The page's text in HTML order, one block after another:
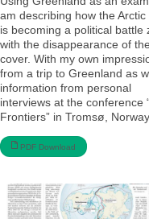
am describing how the Arctic
is becoming a political battle
with the disappearance of
cover. With my own
from a trip to Greenland as
information from personal
interviews at the conference
Frontiers” in Tromsø, Norway.
PDF Download